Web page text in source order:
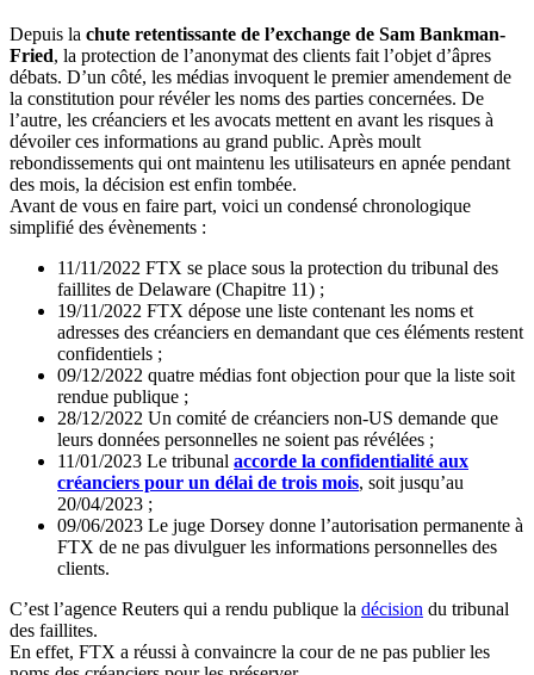
Depuis la chute retentissante de l’exchange de Sam Bankman-
Fried, la protection de l’anonymat des clients fait l’objet d’âpres
débats. D’un côté, les médias invoquent le premier amendement de
la constitution pour révéler les noms des parties concernées. De
l’autre, les créanciers et les avocats mettent en avant les risques à
dévoiler ces informations au grand public. Après moult
rebondissements qui ont maintenu les utilisateurs en apnée pendant
des mois, la décision est enfin tombée.
Avant de vous en faire part, voici un condensé chronologique
simplifié des évènements :
11/11/2022 FTX se place sous la protection du tribunal des
faillites de Delaware (Chapitre 11) ;
19/11/2022 FTX dépose une liste contenant les noms et
adresses des créanciers en demandant que ces éléments restent
confidentiels ;
09/12/2022 quatre médias font objection pour que la liste soit
rendue publique ;
28/12/2022 Un comité de créanciers non-US demande que
leurs données personnelles ne soient pas révélées ;
11/01/2023 Le tribunal accorde la confidentialité aux
créanciers pour un délai de trois mois, soit jusqu’au
20/04/2023 ;
09/06/2023 Le juge Dorsey donne l’autorisation permanente à
FTX de ne pas divulguer les informations personnelles des
clients.
C’est l’agence Reuters qui a rendu publique la décision du tribunal
des faillites.
En effet, FTX a réussi à convaincre la cour de ne pas publier les